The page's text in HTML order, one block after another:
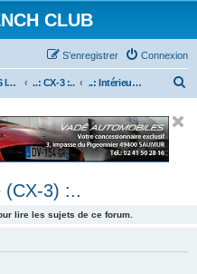
CLUB
Connexion
S’enregistrer
..: TOUS les Véhicules MAZDA :.. ..: CX-3 :.. ..: Intérieur / Electronique (CX-3) :..
e
(CX-3) :..
lire les sujets de ce forum.